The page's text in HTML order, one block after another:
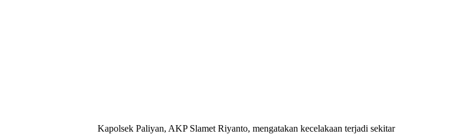
Kapolsek Paliyan, AKP Slamet Riyanto, mengatakan kecelakaan terjadi sekitar